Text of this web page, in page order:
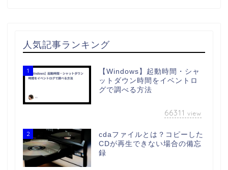
人気記事ランキング
1
【Windows】起動時間・シャ
ットダウン時間をイベントロ
グで調べる方法
66311 view
2
cdaファイルとは？コピーした
CDが再生できない場合の備忘
録